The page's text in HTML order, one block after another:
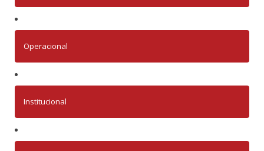
Operacional
Institucional